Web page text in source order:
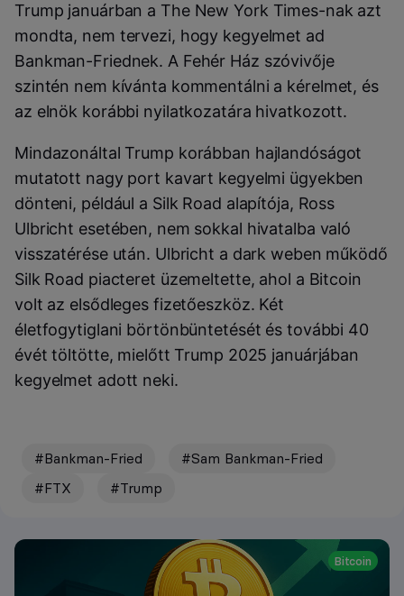
Trump januárban a The New York Times-nak azt
mondta, nem tervezi, hogy kegyelmet ad
Bankman-Friednek. A Fehér Ház szóvivője
szintén nem kívánta kommentálni a kérelmet, és
az elnök korábbi nyilatkozatára hivatkozott.
Mindazonáltal Trump korábban hajlandóságot
mutatott nagy port kavart kegyelmi ügyekben
dönteni, például a Silk Road alapítója, Ross
Ulbricht esetében, nem sokkal hivatalba való
visszatérése után. Ulbricht a dark weben működő
Silk Road piacteret üzemeltette, ahol a Bitcoin
volt az elsődleges fizetőeszköz. Két
életfogytiglani börtönbüntetését és további 40
évét töltötte, mielőtt Trump 2025 januárjában
kegyelmet adott neki.
#Bankman-Fried
#Sam Bankman-Fried
#FTX
#Trump
Bitcoin